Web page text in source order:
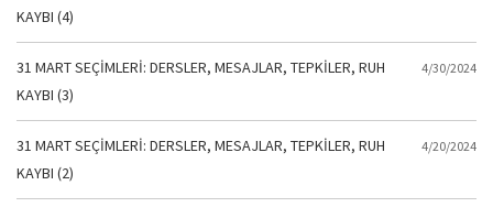
KAYBI (4)
31 MART SEÇİMLERİ: DERSLER, MESAJLAR, TEPKİLER, RUH
KAYBI (3)
4/30/2024
31 MART SEÇİMLERİ: DERSLER, MESAJLAR, TEPKİLER, RUH
KAYBI (2)
4/20/2024